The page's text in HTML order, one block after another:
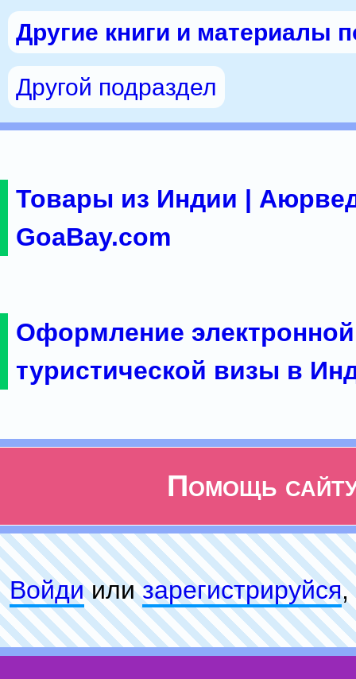
Другие книги и материалы
Другой подраздел
Товары из Индии |
GoaBay.com
Оформление электронной
туристической визы в
Помощь
Войдиилизарeгиcтpируйся,